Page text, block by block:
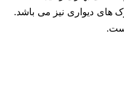
های دیواری نیز می باشد.